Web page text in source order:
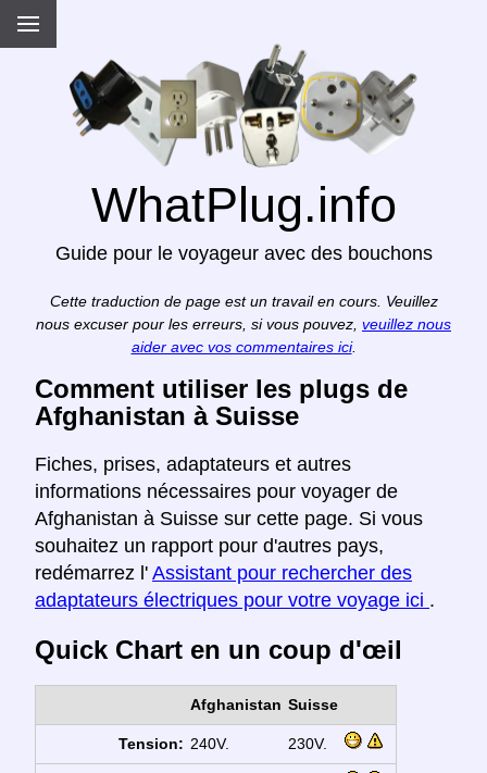
WhatPlug.info
Guide pour le voyageur avec des bouchons
Cette traduction de page est un travail en cours. Veuillez
nous excuser pour les erreurs, si vous pouvez, veuillez nous
aider avec vos commentaires ici.
Comment utiliser les plugs de
Afghanistan à Suisse
Fiches, prises, adaptateurs et autres
informations nécessaires pour voyager de
Afghanistan à Suisse sur cette page. Si vous
souhaitez un rapport pour d'autres pays,
redémarrez l' Assistant pour rechercher des
adaptateurs électriques pour votre voyage ici .
Quick Chart en un coup d'œil
Afghanistan Suisse
Tension: 240V. 230V.